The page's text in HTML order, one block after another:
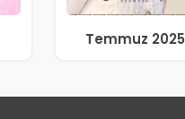
Temmuz 2025